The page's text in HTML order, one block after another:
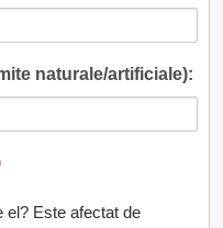
naturale/artificiale):
el? Este afectat de